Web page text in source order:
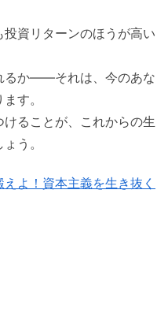
資リターンのほうが高い
るか——それは、今のあな
す。
ることが、これからの生
う。
よ！資本主義を生き抜く